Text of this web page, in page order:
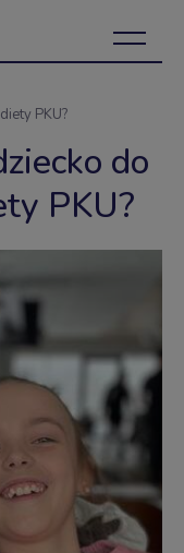
PKU?
do
PKU?